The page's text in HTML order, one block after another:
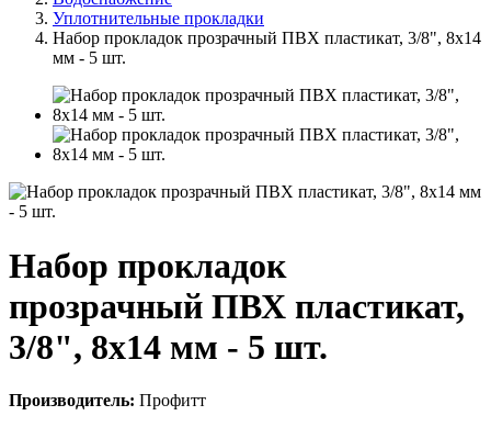
Уплотнительные прокладки
Набор прокладок прозрачный ПВХ пластикат, 3/8", 8x14
мм - 5 шт.
Набор прокладок
прозрачный ПВХ пластикат,
3/8", 8x14 мм - 5 шт.
Производитель: Профитт